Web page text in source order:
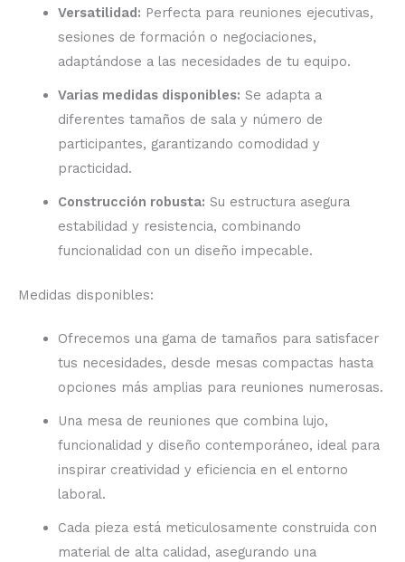
Versatilidad: Perfecta para reuniones ejecutivas,
sesiones de formación o negociaciones,
adaptándose a las necesidades de tu equipo.
Varias medidas disponibles: Se adapta a
diferentes tamaños de sala y número de
participantes, garantizando comodidad y
practicidad.
Construcción robusta: Su estructura asegura
estabilidad y resistencia, combinando
funcionalidad con un diseño impecable.
Medidas disponibles:
Ofrecemos una gama de tamaños para satisfacer
tus necesidades, desde mesas compactas hasta
opciones más amplias para reuniones numerosas.
Una mesa de reuniones que combina lujo,
funcionalidad y diseño contemporáneo, ideal para
inspirar creatividad y eficiencia en el entorno
laboral.
Cada pieza está meticulosamente construida con
material de alta calidad, asegurando una